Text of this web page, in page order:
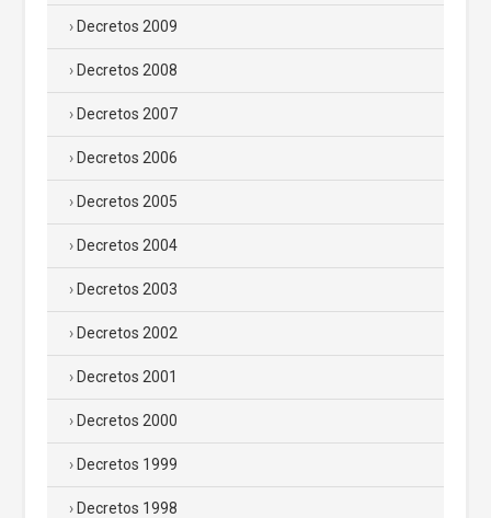
Decretos 2009
Decretos 2008
Decretos 2007
Decretos 2006
Decretos 2005
Decretos 2004
Decretos 2003
Decretos 2002
Decretos 2001
Decretos 2000
Decretos 1999
Decretos 1998